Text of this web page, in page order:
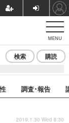
MENU
検索 購読
調査･報告
2019.1.30 Wed 8:30